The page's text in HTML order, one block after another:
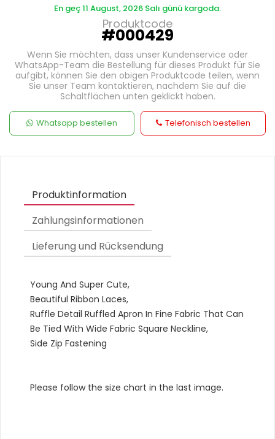
En geç 11 August, 2026 Salı günü kargoda.
Produktcode
#000429
Wenn Sie möchten, dass unser Kundenservice oder
WhatsApp-Team die Bestellung für dieses Produkt für Sie
aufgibt, können Sie den obigen Produktcode teilen, wenn
Sie unser Team kontaktieren, nachdem Sie auf die
Schaltflächen unten geklickt haben.
Whatsapp bestellen Telefonisch bestellen
Produktinformation
Zahlungsinformationen
Lieferung und Rücksendung
Young And Super Cute,
Beautiful Ribbon Laces,
Ruffle Detail Ruffled Apron In Fine Fabric That Can
Be Tied With Wide Fabric Square Neckline,
Side Zip Fastening
Please follow the size chart in the last image.